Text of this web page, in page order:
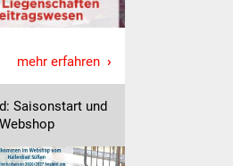
Sanierung Bizethalle
Bürger & Service
mehr erfahren
Saisonstart und
Webshop